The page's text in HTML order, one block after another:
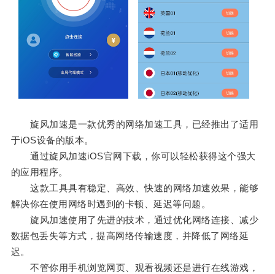
旋风加速是一款优秀的网络加速工具，已经推出了适用
于iOS设备的版本。
通过旋风加速iOS官网下载，你可以轻松获得这个强大
的应用程序。
这款工具具有稳定、高效、快速的网络加速效果，能够
解决你在使用网络时遇到的卡顿、延迟等问题。
旋风加速使用了先进的技术，通过优化网络连接、减少
数据包丢失等方式，提高网络传输速度，并降低了网络延
迟。
不管你用手机浏览网页、观看视频还是进行在线游戏，